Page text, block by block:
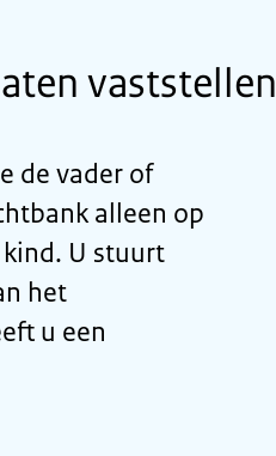
vaststellen
de vader of
alleen op
U stuurt
het
u een